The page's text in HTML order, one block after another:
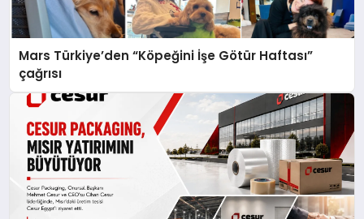
Mars Türkiye’den “Köpeğini İşe Götür Haftası”
çağrısı